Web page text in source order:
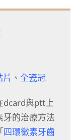
、 全瓷冠
dcard與ptt上
牙的治療方法
四環黴素牙齒